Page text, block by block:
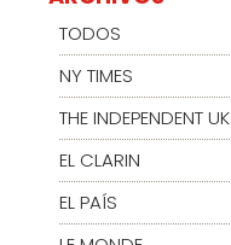
TODOS
NY TIMES
THE INDEPENDENT UK
EL CLARIN
EL PAÍS